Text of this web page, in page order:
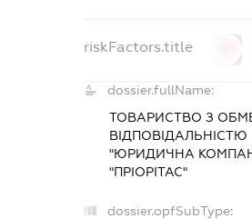
riskFactors.title
dossier.fullName:
ТОВАРИСТВО З
ВІДПОВІДАЛЬНІСТЮ
"ЮРИДИЧНА
"ПРІОРІТАС"
dossier.opfSubType: